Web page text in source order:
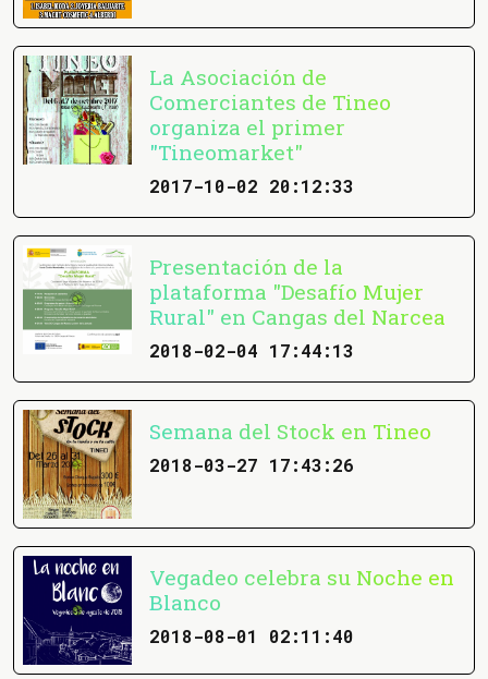
La Asociación de
Comerciantes de Tineo
organiza el primer
"Tineomarket"
2017-10-02 20:12:33
Presentación de la
plataforma "Desafío Mujer
Rural" en Cangas del Narcea
2018-02-04 17:44:13
Semana del Stock en Tineo
2018-03-27 17:43:26
Vegadeo celebra su Noche en
Blanco
2018-08-01 02:11:40